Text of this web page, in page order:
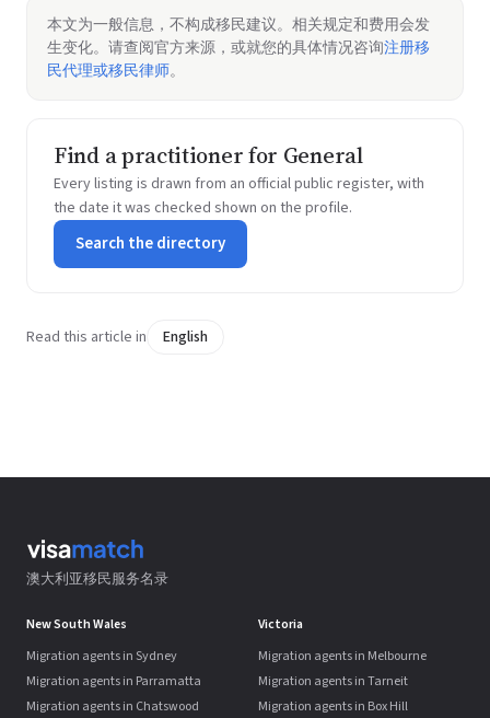
本文为一般信息，不构成移民建议。相关规定和费用会发
生变化。请查阅官方来源，或就您的具体情况咨询注册移
民代理或移民律师。
Find a practitioner for General
Every listing is drawn from an official public register, with
the date it was checked shown on the profile.
Search the directory
Read this article in English
澳大利亚移民服务名录
New South Wales
Migration agents in Sydney
Migration agents in Parramatta
Migration agents in Chatswood
Victoria
Migration agents in Melbourne
Migration agents in Tarneit
Migration agents in Box Hill